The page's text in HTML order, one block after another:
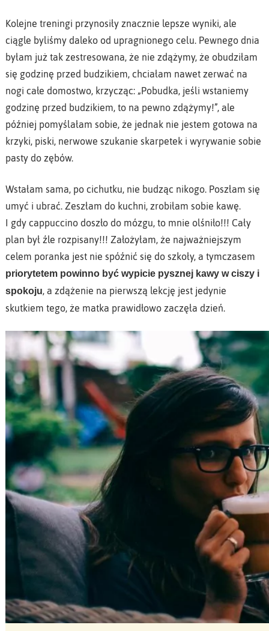
Kolejne treningi przynosiły znacznie lepsze wyniki, ale
ciągle byliśmy daleko od upragnionego celu. Pewnego dnia
byłam już tak zestresowana, że nie zdążymy, że obudziłam
się godzinę przed budzikiem, chciałam nawet zerwać na
nogi całe domostwo, krzycząc: „Pobudka, jeśli wstaniemy
godzinę przed budzikiem, to na pewno zdążymy!”, ale
później pomyślałam sobie, że jednak nie jestem gotowa na
krzyki, piski, nerwowe szukanie skarpetek i wyrywanie sobie
pasty do zębów.
Wstałam sama, po cichutku, nie budząc nikogo. Poszłam się
umyć i ubrać. Zeszłam do kuchni, zrobiłam sobie kawę.
I gdy cappuccino doszło do mózgu, to mnie olśniło!!! Cały
plan był źle rozpisany!!! Założyłam, że najważniejszym
celem poranka jest nie spóźnić się do szkoły, a tymczasem
priorytetem powinno być wypicie pysznej kawy w ciszy i
spokoju, a zdążenie na pierwszą lekcję jest jedynie
skutkiem tego, że matka prawidłowo zaczęła dzień.